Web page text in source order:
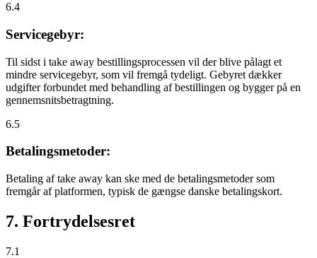
6.4
Servicegebyr:
Til sidst i take away bestillingsprocessen vil der blive pålagt et
mindre servicegebyr, som vil fremgå tydeligt. Gebyret dækker
udgifter forbundet med behandling af bestillingen og bygger på en
gennemsnitsbetragtning.
6.5
Betalingsmetoder:
Betaling af take away kan ske med de betalingsmetoder som
fremgår af platformen, typisk de gængse danske betalingskort.
7. Fortrydelsesret
7.1